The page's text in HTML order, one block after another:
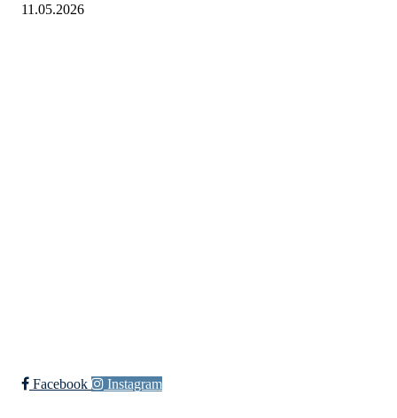
11.05.2026
Facebook Instagram